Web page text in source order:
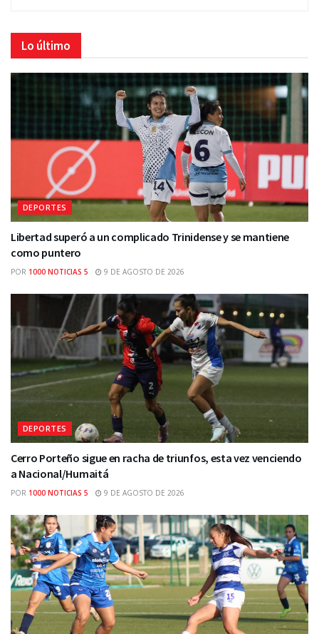
Lo último
DEPORTES
Libertad superó a un complicado Trinidense y se mantiene
como puntero
POR 1000 NOTICIAS 5 9 DE AGOSTO DE 2026
DEPORTES
Cerro Porteño sigue en racha de triunfos, esta vez venciendo
a Nacional/Humaitá
POR 1000 NOTICIAS 5 9 DE AGOSTO DE 2026